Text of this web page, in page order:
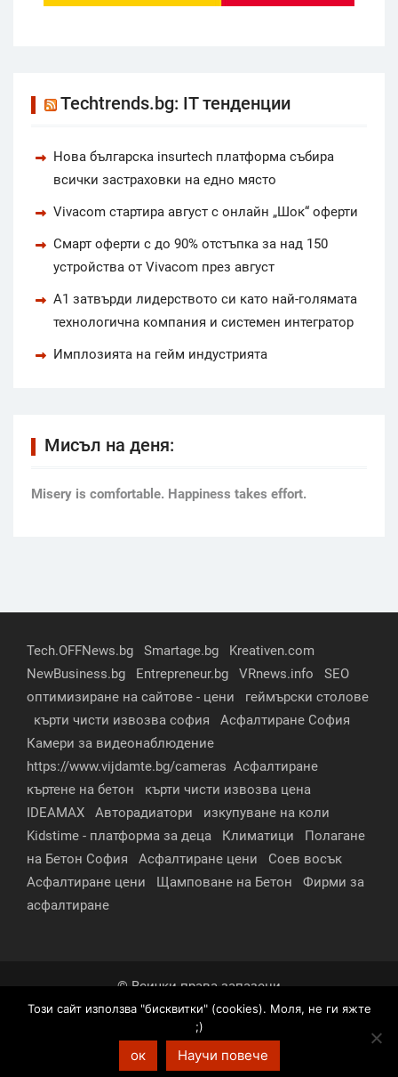
Techtrends.bg: IT тенденции
Нова българска insurtech платформа събира
всички застраховки на едно място
Vivacom стартира август с онлайн „Шок“ оферти
Смарт оферти с до 90% отстъпка за над 150
устройства от Vivacom през август
А1 затвърди лидерството си като най-голямата
технологична компания и системен интегратор
Имплозията на гейм индустрията
Мисъл на деня:
Мisery is comfortable. Happiness takes effort.
Tech.OFFNews.bg Smartage.bg
Kreativen.com
NewBusiness.bg
Entrepreneur.bg VRnews.info
SEO
оптимизиране на сайтове - цени
геймърски столове
кърти чисти извозва софия
Асфалтиране София
Камери за видеонаблюдение
https://www.vijdamte.bg/cameras Асфалтиране
къртене на бетон
кърти чисти извозва цена
IDEAMAX
Авторадиатори
изкупуване на коли
Kidstime - платформа за деца
Климатици
Полагане
на Бетон София
Асфалтиране цени
Соев восък
Асфалтиране цени
Щамповане на Бетон
Фирми за
асфалтиране
© Всички права запазени
За нас
Контакти Реклама
Партньори
Условия за поверителност
Този сайт използва "бисквитки" (cookies). Моля, не ги яжте
;)
ок Научи повече